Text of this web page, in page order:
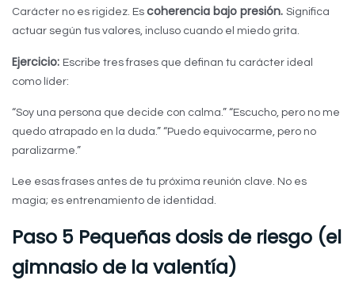
Carácter no es rigidez. Es coherencia bajo presión. Significa
actuar según tus valores, incluso cuando el miedo grita.
Ejercicio: Escribe tres frases que definan tu carácter ideal
como líder:
“Soy una persona que decide con calma.” “Escucho, pero no me
quedo atrapado en la duda.” “Puedo equivocarme, pero no
paralizarme.”
Lee esas frases antes de tu próxima reunión clave. No es
magia; es entrenamiento de identidad.
Paso 5 Pequeñas dosis de riesgo (el
gimnasio de la valentía)